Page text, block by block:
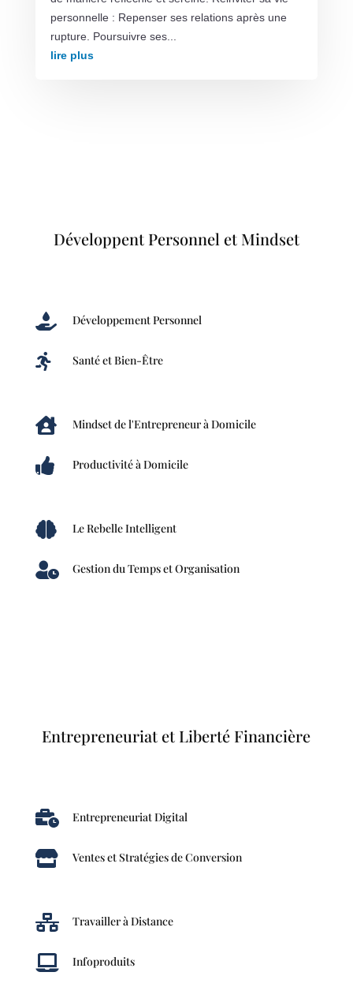
personnelle : Repenser ses relations après une
rupture. Poursuivre ses...
lire plus
Développent Personnel et Mindset
 Développement Personnel
 Santé et Bien-Être
 Mindset de l'Entrepreneur à Domicile
 Productivité à Domicile
 Le Rebelle Intelligent
 Gestion du Temps et Organisation
Entrepreneuriat et Liberté Financière
 Entrepreneuriat Digital
 Ventes et Stratégies de Conversion
 Travailler à Distance
 Infoproduits